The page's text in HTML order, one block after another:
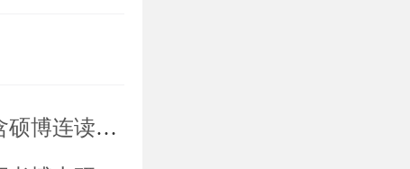
录取名单公示